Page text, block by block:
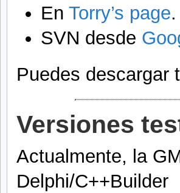
En Torry’s page.
SVN desde
Puedes descargar
Versiones
Actualmente, la
Delphi/C++Builder